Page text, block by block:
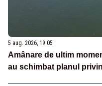
5 aug. 2026, 19:05
Amânare de ultim
au schimbat planul